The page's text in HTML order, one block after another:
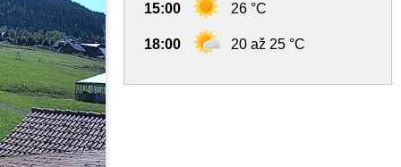
15:00 26 °C
18:00 20 až 25 °C